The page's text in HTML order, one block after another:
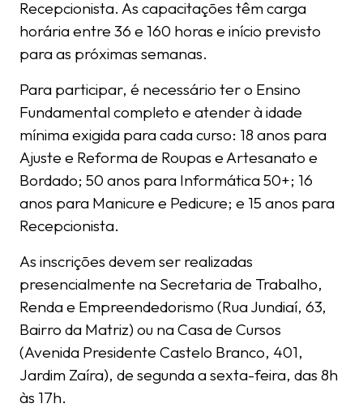
Recepcionista. As capacitações têm carga
horária entre 36 e 160 horas e início previsto
para as próximas semanas.
Para participar, é necessário ter o Ensino
Fundamental completo e atender à idade
mínima exigida para cada curso: 18 anos para
Ajuste e Reforma de Roupas e Artesanato e
Bordado; 50 anos para Informática 50+; 16
anos para Manicure e Pedicure; e 15 anos para
Recepcionista.
As inscrições devem ser realizadas
presencialmente na Secretaria de Trabalho,
Renda e Empreendedorismo (Rua Jundiaí, 63,
Bairro da Matriz) ou na Casa de Cursos
(Avenida Presidente Castelo Branco, 401,
Jardim Zaíra), de segunda a sexta-feira, das 8h
às 17h.